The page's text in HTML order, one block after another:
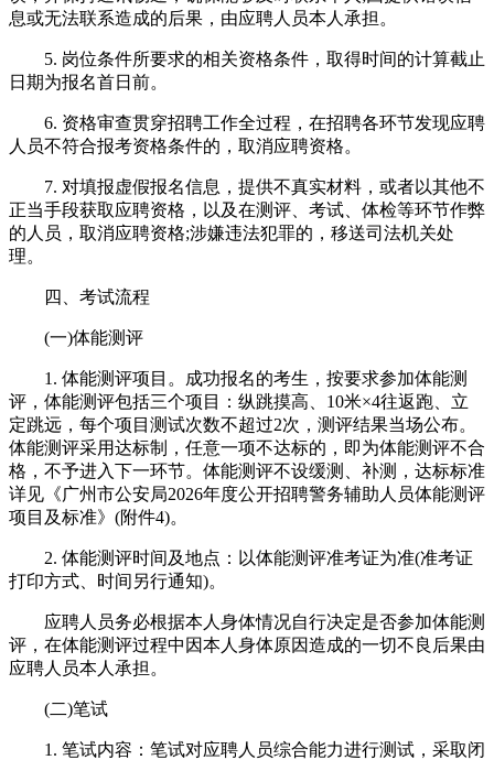
息或无法联系造成的后果，由应聘人员本人承担。
5. 岗位条件所要求的相关资格条件，取得时间的计算截止
日期为报名首日前。
6. 资格审查贯穿招聘工作全过程，在招聘各环节发现应聘
人员不符合报考资格条件的，取消应聘资格。
7. 对填报虚假报名信息，提供不真实材料，或者以其他不
正当手段获取应聘资格，以及在测评、考试、体检等环节作弊
的人员，取消应聘资格;涉嫌违法犯罪的，移送司法机关处
理。
四、考试流程
(一)体能测评
1. 体能测评项目。成功报名的考生，按要求参加体能测
评，体能测评包括三个项目：纵跳摸高、10米×4往返跑、立
定跳远，每个项目测试次数不超过2次，测评结果当场公布。
体能测评采用达标制，任意一项不达标的，即为体能测评不合
格，不予进入下一环节。体能测评不设缓测、补测，达标标准
详见《广州市公安局2026年度公开招聘警务辅助人员体能测评
项目及标准》(附件4)。
2. 体能测评时间及地点：以体能测评准考证为准(准考证
打印方式、时间另行通知)。
应聘人员务必根据本人身体情况自行决定是否参加体能测
评，在体能测评过程中因本人身体原因造成的一切不良后果由
应聘人员本人承担。
(二)笔试
1. 笔试内容：笔试对应聘人员综合能力进行测试，采取闭